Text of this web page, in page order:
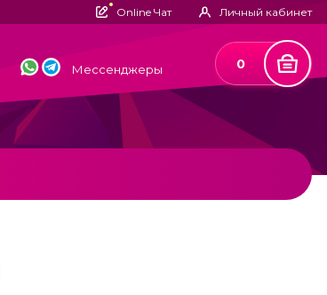
Online Чат Личный кабинет
Мессенджеры 0